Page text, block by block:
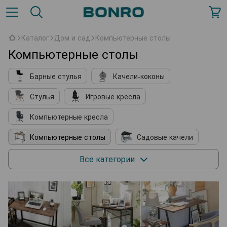
Каталог Дом и сад Компьютерные столы
Компьютерные столы
Барные стулья
Качели-коконы
Стулья
Игровые кресла
Компьютерные кресла
Компьютерные столы
Садовые качели
Кухонные принадлежности
Подставки для обуви
Комплектующие к мебели
Все категории